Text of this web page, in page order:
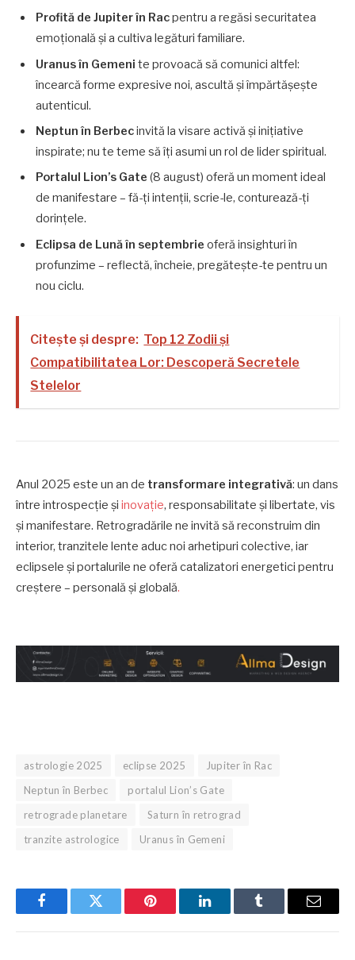
Profită de Jupiter în Racpentru a regăsi securitatea
emoțională și a cultiva legături familiare.
Uranus în Gemeni te provoacă să comunici altfel:
încearcă forme expresive noi, ascultă și împărtășește
autenticul.
Neptun în Berbecinvită la visare activă și inițiative
inspirate; nu te teme să îți asumi un rol de lider spiritual.
Portalul Lion’s Gate (8 august) oferă un moment ideal
de manifestare – fă-ți intenții, scrie-le, conturează-ți
dorințele.
Eclipsa de Lună în septembrie oferă insighturi în
profunzime – reflectă, încheie, pregătește-te pentru un
nou ciclu.
Citește și despre: Top 12 Zodii și
Compatibilitatea Lor: Descoperă Secretele
Stelelor
Anul 2025 este un an de transformare integrativă: un dans
între introspecție și inovație, responsabilitate și libertate, vis
și manifestare. Retrogradările ne invită să reconstruim din
interior, tranzitele lente aduc noi arhetipuri colective, iar
eclipsele și portalurile ne oferă catalizatori energetici pentru
creștere – personală și globală.
astrologie 2025 eclipse 2025
Jupiter în Rac
Neptun în Berbec
portalul Lion’s Gate
retrograde planetare
Saturn în retrograd
tranzite astrologice
Uranus în Gemeni
FacebookTwitter Pinterest LinkedInTumblr Email